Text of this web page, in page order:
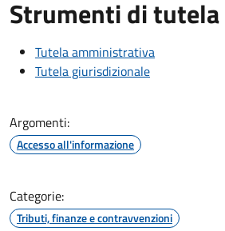
Strumenti di tutela
Tutela amministrativa
Tutela giurisdizionale
Argomenti:
Accesso all'informazione
Categorie:
Tributi, finanze e contravvenzioni